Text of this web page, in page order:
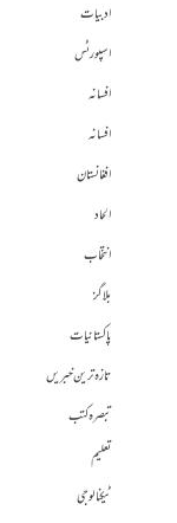
ادبیات
اسپورٹس
افسانہ
افسانہ
افغانستان
الحاد
انتخاب
بلاگز
پاکستانیات
تازہ ترین خبریں
تبصرہ کتب
تعلیم
ٹیکنالوجی